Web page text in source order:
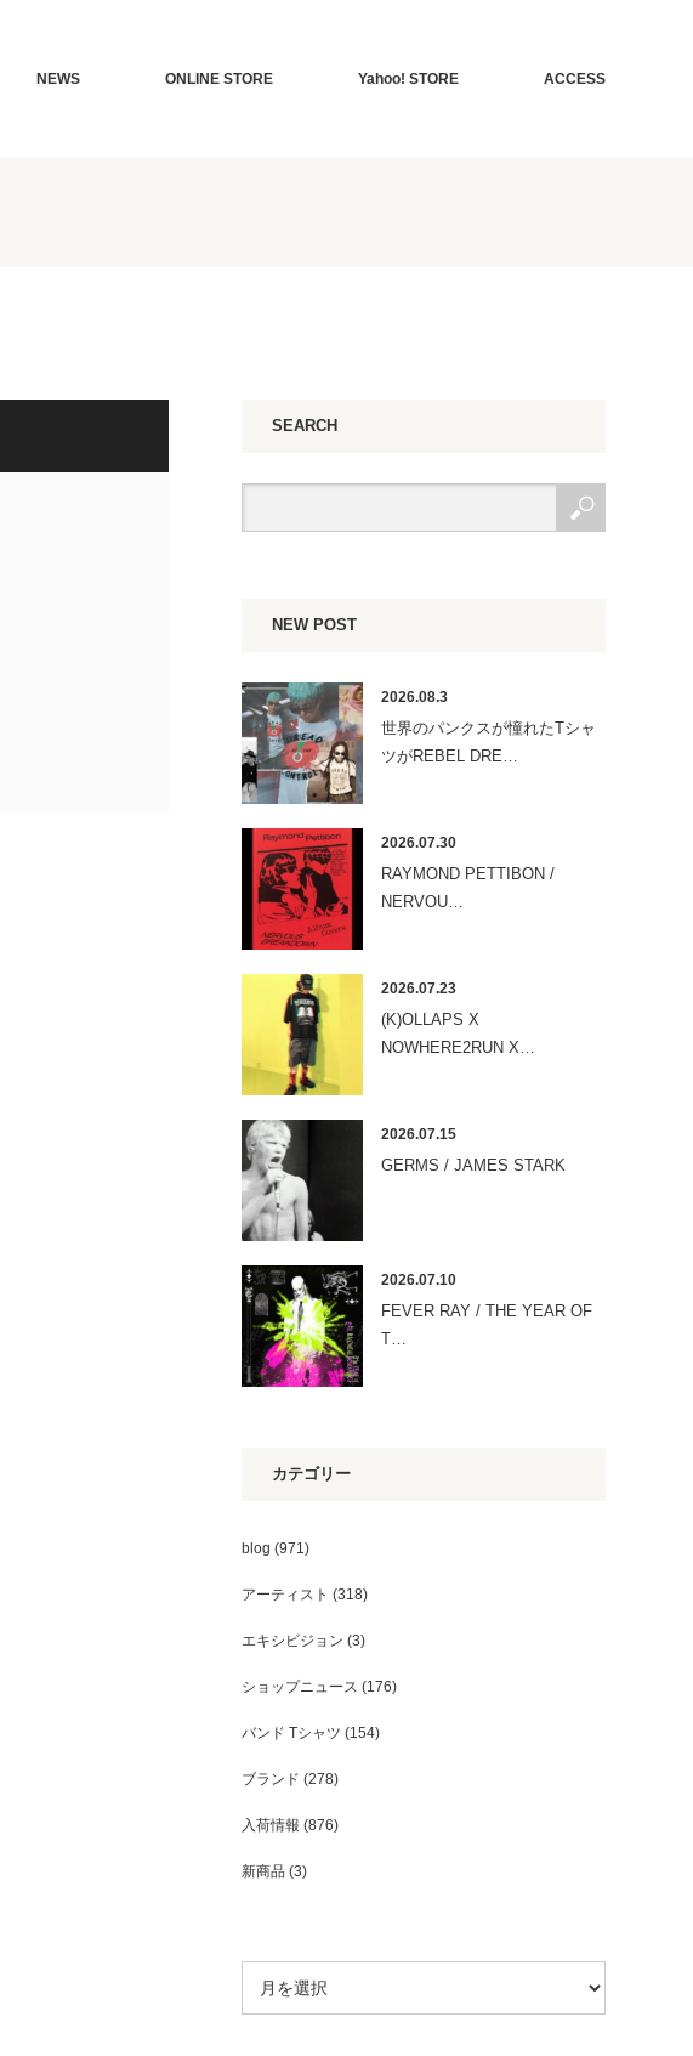
NEWS ONLINE STORE Yahoo! STORE ACCESS
SEARCH
NEW POST
2026.08.3
世界のパンクスが憧れたTシャ
ツがREBEL DRE…
2026.07.30
RAYMOND PETTIBON /
NERVOU…
2026.07.23
(K)OLLAPS X
NOWHERE2RUN X…
2026.07.15
GERMS / JAMES STARK
2026.07.10
FEVER RAY / THE YEAR OF
T…
カテゴリー
blog (971)
アーティスト (318)
エキシビジョン (3)
ショップニュース (176)
バンド Tシャツ (154)
ブランド (278)
入荷情報 (876)
新商品 (3)